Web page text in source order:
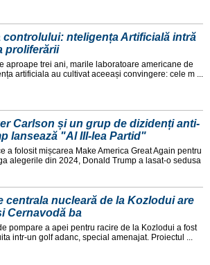
controlului: nteligența Artificială intră
proliferării
aproape trei ani, marile laboratoare americane de
artificiala au cultivat aceeași convingere: cele m ...
Carlson și un grup de dizidenți anti-
lansează "Al III-lea Partid"
a folosit mișcarea Make America Great Again pentru
alegerile din 2024, Donald Trump a lasat-o sedusa
centrala nucleară de la Kozlodui are
Cernavodă ba
pompare a apei pentru racire de la Kozlodui a fost
intr-un golf adanc, special amenajat. Proiectul ...